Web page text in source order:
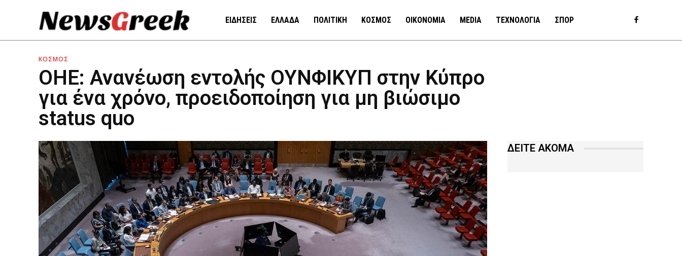
ΕΙΔΗΣΕΙΣ ΕΛΛΑΔΑ ΠΟΛΙΤΙΚΗ ΚΟΣΜΟΣ ΟΙΚΟΝΟΜΙΑ MEDIA ΤΕΧΝΟΛΟΓΙΑ ΣΠΟΡ
ΚΟΣΜΟΣ
ΟΗΕ: Ανανέωση εντολής ΟΥΝΦΙΚΥΠ στην Κύπρο
για ένα χρόνο, προειδοποίηση για μη βιώσιμο
status quo
ΔΕΙΤΕ ΑΚΟΜΑ